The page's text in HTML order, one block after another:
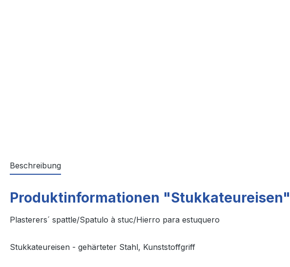
Beschreibung
Produktinformationen "Stukkateureisen"
Plasterers´ spattle/Spatulo à stuc/Hierro para estuquero
Stukkateureisen - gehärteter Stahl, Kunststoffgriff